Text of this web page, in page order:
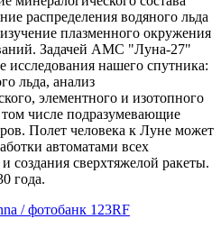
распределения водяного льда
плазменного окружения
Задачей АМС "Луна-27"
исследования нашего спутника:
льда, анализ
элементного и изотопного
том числе подразумевающие
Полет человека к Луне может
автоматами всех
создания сверхтяжелой ракеты.
года.
/ фотобанк 123RF